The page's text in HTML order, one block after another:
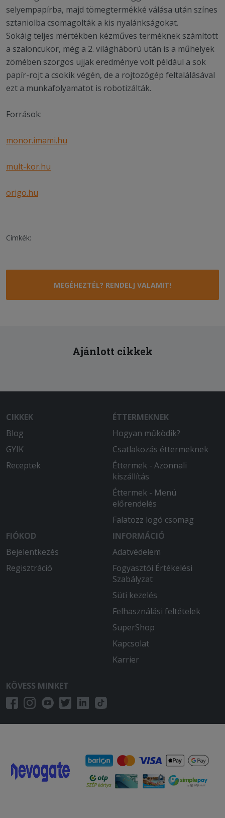
selyempapírba, majd tömegtermékké válása után színes
sztaniolba csomagolták a kis nyalánkságokat.
Sokáig teljes mértékben kézműves terméknek számított
a szaloncukor, még a 2. világháború után is a műhelyek
zömében szorgos ujjak eredménye volt például a sok
papír-rojt a csokik végén, de a rojtozógép feltalálásával
ezt a munkafolyamatot is robotizálták.
Források:
monor.imami.hu
mult-kor.hu
origo.hu
Címkék:
MEGÉHEZTÉL? RENDELJ VALAMIT!
Ajánlott cikkek
CIKKEK
Blog
GYIK
Receptek
ÉTTERMEKNEK
Hogyan működik?
Csatlakozás éttermeknek
Éttermek - Azonnali
kiszállítás
Éttermek - Menü
előrendelés
Falatozz logó csomag
FIÓKOD
Bejelentkezés
Regisztráció
INFORMÁCIÓ
Adatvédelem
Fogyasztói Értékelési
Szabályzat
Süti kezelés
Felhasználási feltételek
SuperShop
Kapcsolat
Karrier
KÖVESS MINKET